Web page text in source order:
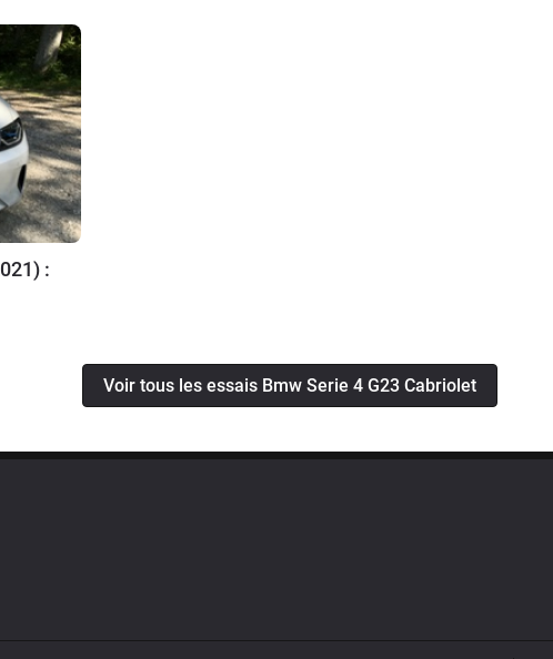
:
Voir tous les essais Bmw Serie 4 G23 Cabriolet